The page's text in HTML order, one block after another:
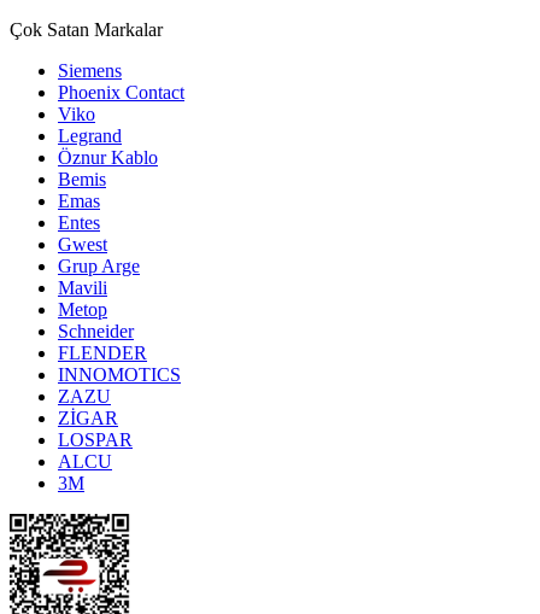
Çok Satan Markalar
Siemens
Phoenix Contact
Viko
Legrand
Öznur Kablo
Bemis
Emas
Entes
Gwest
Grup Arge
Mavili
Metop
Schneider
FLENDER
INNOMOTICS
ZAZU
ZİGAR
LOSPAR
ALCU
3M